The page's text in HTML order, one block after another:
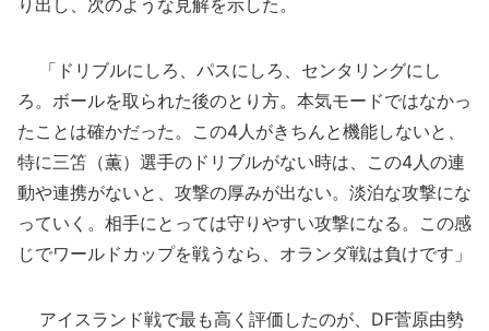
り出し、次のような見解を示した。
「ドリブルにしろ、パスにしろ、センタリングにし
ろ。ボールを取られた後のとり方。本気モードではなかっ
たことは確かだった。この4人がきちんと機能しないと、
特に三笘（薫）選手のドリブルがない時は、この4人の連
動や連携がないと、攻撃の厚みが出ない。淡泊な攻撃にな
っていく。相手にとっては守りやすい攻撃になる。この感
じでワールドカップを戦うなら、オランダ戦は負けです」
アイスランド戦で最も高く評価したのが、DF菅原由勢